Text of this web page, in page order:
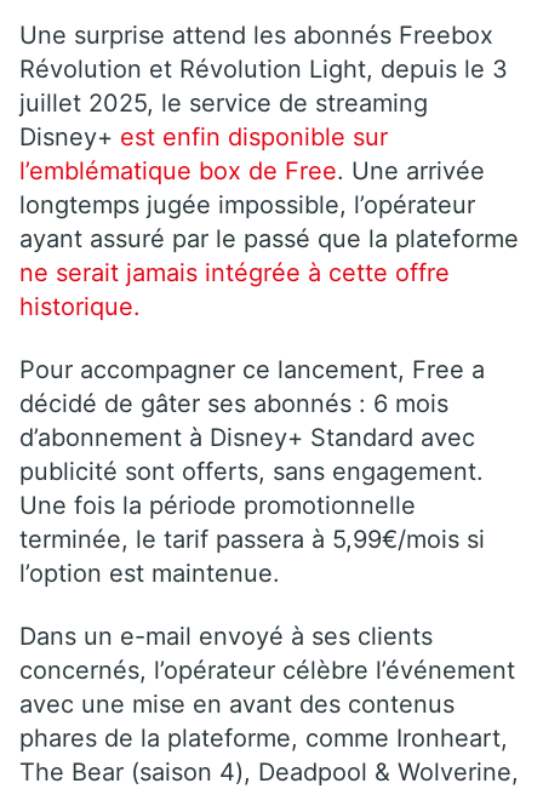
Une surprise attend les abonnés Freebox
Révolution et Révolution Light, depuis le 3
juillet 2025, le service de streaming
Disney+ est enfin disponible sur
l’emblématique box de Free. Une arrivée
longtemps jugée impossible, l’opérateur
ayant assuré par le passé que la plateforme
ne serait jamais intégrée à cette offre
historique.
Pour accompagner ce lancement, Free a
décidé de gâter ses abonnés : 6 mois
d’abonnement à Disney+ Standard avec
publicité sont offerts, sans engagement.
Une fois la période promotionnelle
terminée, le tarif passera à 5,99€/mois si
l’option est maintenue.
Dans un e-mail envoyé à ses clients
concernés, l’opérateur célèbre l’événement
avec une mise en avant des contenus
phares de la plateforme, comme Ironheart,
The Bear (saison 4), Deadpool & Wolverine,